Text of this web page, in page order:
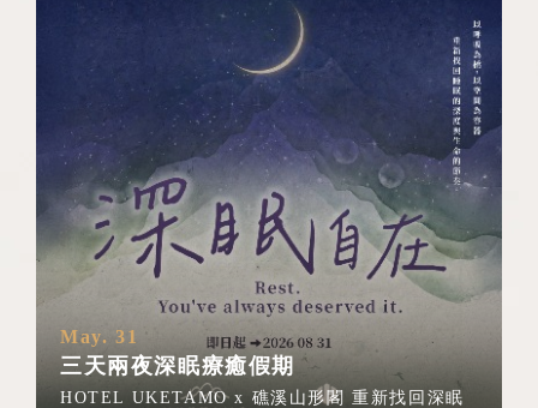
May. 31
三天兩夜深眠療癒假期
HOTEL UKETAMO x 礁溪山形閣 重新找回深眠